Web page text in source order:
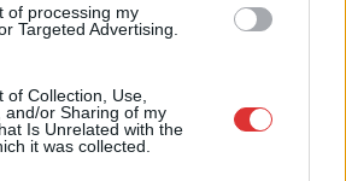
of processing my
Targeted Advertising.
of Collection, Use,
and/or Sharing of my
Is Unrelated with the
it was collected.
délután jöhet a fordulat – erre
indul
téri metrómegállóba egy vaddisznó?
gyorsan megoldotta a